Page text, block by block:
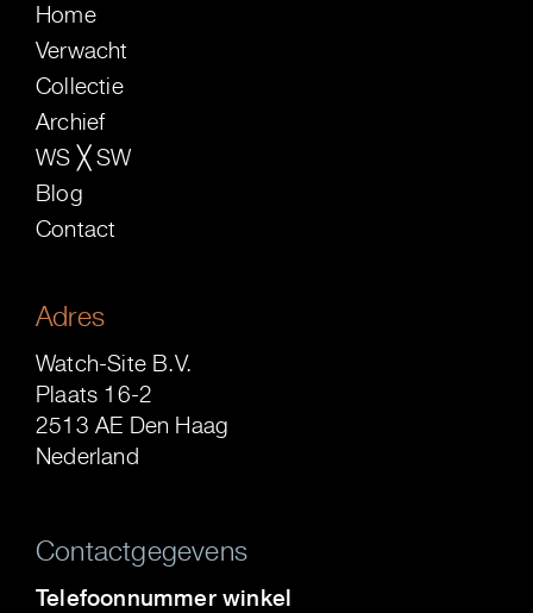
Home
Verwacht
Collectie
Archief
WS ╳ SW
Blog
Contact
Adres
Watch-Site B.V.
Plaats 16-2
2513 AE Den Haag
Nederland
Contactgegevens
Telefoonnummer winkel